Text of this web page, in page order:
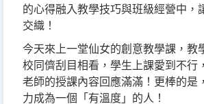
的心得融入教學技巧與班級經營中，
交織！
今天來上一堂仙女的創意教學課，教
校同儕刮目相看，學生上課愛到不行
老師的授課內容回應滿滿！更棒的是
力成為一個「有溫度」的人！